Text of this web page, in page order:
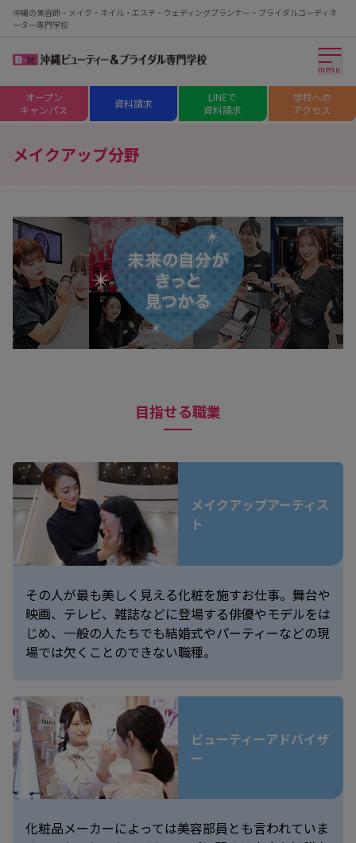
沖縄の美容師・メイク・ネイル・エステ・ウェディングプランナー・ブライダルコーディネ
ーター専門学校
menu
オープン
キャンパス
資料請求
LINEで
資料請求
学校への
アクセス
メイクアップ分野
目指せる職業
メイクアップアーティス
ト
その人が最も美しく見える化粧を施すお仕事。舞台や
映画、テレビ、雑誌などに登場する俳優やモデルをは
じめ、一般の人たちでも結婚式やパーティーなどの現
場では欠くことのできない職種。
ビューティーアドバイザ
ー
化粧品メーカーによっては美容部員とも言われていま